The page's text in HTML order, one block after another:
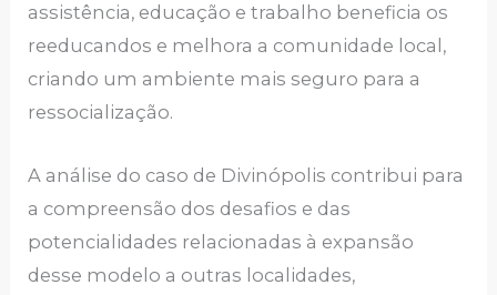
assistência, educação e trabalho beneficia os
reeducandos e melhora a comunidade local,
criando um ambiente mais seguro para a
ressocialização.
A análise do caso de Divinópolis contribui para
a compreensão dos desafios e das
potencialidades relacionadas à expansão
desse modelo a outras localidades,